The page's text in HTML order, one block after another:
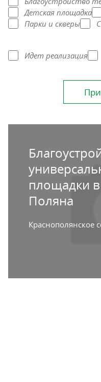
Детская площадка
Парки и скверы
Идет реализация
площадки
Поляна
Краснополянское